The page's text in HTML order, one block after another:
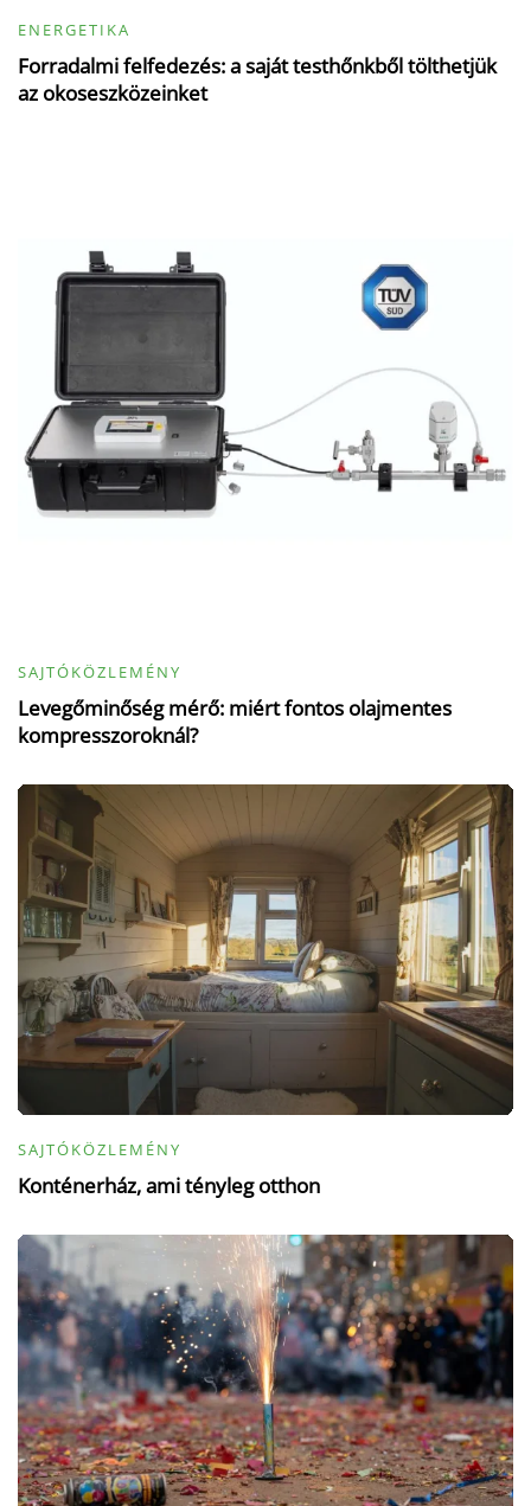
ENERGETIKA
Forradalmi felfedezés: a saját testhőnkből tölthetjük
az okoseszközeinket
SAJTÓKÖZLEMÉNY
Levegőminőség mérő: miért fontos olajmentes
kompresszoroknál?
SAJTÓKÖZLEMÉNY
Konténerház, ami tényleg otthon